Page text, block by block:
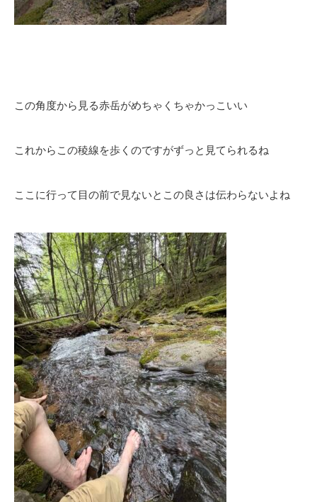
この角度から見る赤岳がめちゃくちゃかっこいい
これからこの稜線を歩くのですがずっと見てられるね
ここに行って目の前で見ないとこの良さは伝わらないよね